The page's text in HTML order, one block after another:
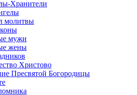
Хранители
молитвы
мужи
жены
Христово
Пресвятой Богородицы